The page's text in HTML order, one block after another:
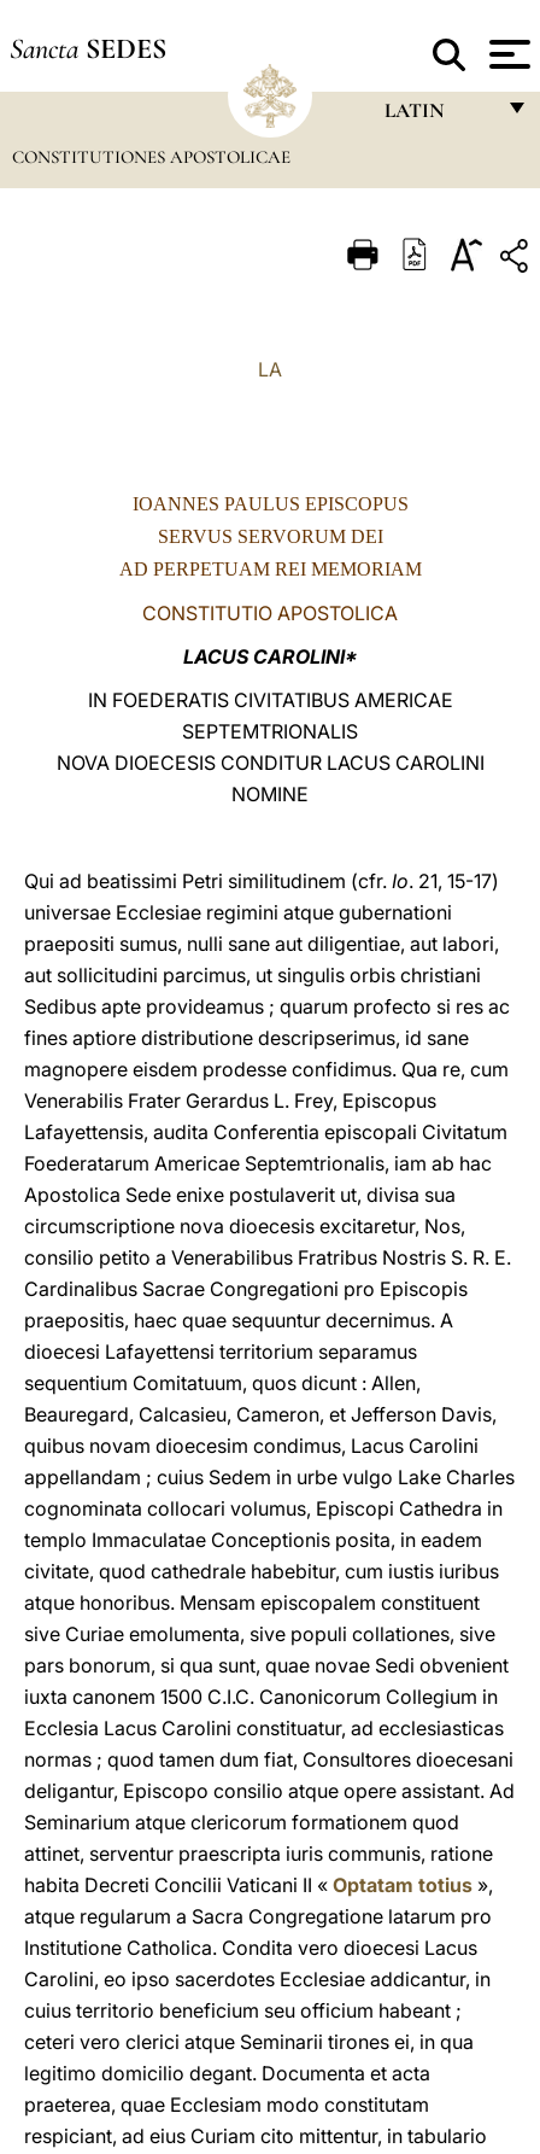
Sancta SEDES
LATIN
ITALIANO
中文
LATINE
CONSTITUTIONES APOSTOLICAE
LA
IOANNES PAULUS EPISCOPUS
SERVUS SERVORUM DEI
AD PERPETUAM REI MEMORIAM
CONSTITUTIO APOSTOLICA
LACUS CAROLINI*
IN FOEDERATIS CIVITATIBUS AMERICAE
SEPTEMTRIONALIS
NOVA DIOECESIS CONDITUR LACUS CAROLINI
NOMINE
Qui ad beatissimi Petri similitudinem (cfr. Io. 21, 15-17)
universae Ecclesiae regimini atque gubernationi
praepositi sumus, nulli sane aut diligentiae, aut labori,
aut sollicitudini parcimus, ut singulis orbis christiani
Sedibus apte provideamus ; quarum profecto si res ac
fines aptiore distributione descripserimus, id sane
magnopere eisdem prodesse confidimus. Qua re, cum
Venerabilis Frater Gerardus L. Frey, Episcopus
Lafayettensis, audita Conferentia episcopali Civitatum
Foederatarum Americae Septemtrionalis, iam ab hac
Apostolica Sede enixe postulaverit ut, divisa sua
circumscriptione nova dioecesis excitaretur, Nos,
consilio petito a Venerabilibus Fratribus Nostris S. R. E.
Cardinalibus Sacrae Congregationi pro Episcopis
praepositis, haec quae sequuntur decernimus. A
dioecesi Lafayettensi territorium separamus
sequentium Comitatuum, quos dicunt : Allen,
Beauregard, Calcasieu, Cameron, et Jefferson Davis,
quibus novam dioecesim condimus, Lacus Carolini
appellandam ; cuius Sedem in urbe vulgo Lake Charles
cognominata collocari volumus, Episcopi Cathedra in
templo Immaculatae Conceptionis posita, in eadem
civitate, quod cathedrale habebitur, cum iustis iuribus
atque honoribus. Mensam episcopalem constituent
sive Curiae emolumenta, sive populi collationes, sive
pars bonorum, si qua sunt, quae novae Sedi obvenient
iuxta canonem 1500 C.I.C. Canonicorum Collegium in
Ecclesia Lacus Carolini constituatur, ad ecclesiasticas
normas ; quod tamen dum fiat, Consultores dioecesani
deligantur, Episcopo consilio atque opere assistant. Ad
Seminarium atque clericorum formationem quod
attinet, serventur praescripta iuris communis, ratione
habita Decreti Concilii Vaticani II « Optatam totius »,
atque regularum a Sacra Congregatione latarum pro
Institutione Catholica. Condita vero dioecesi Lacus
Carolini, eo ipso sacerdotes Ecclesiae addicantur, in
cuius territorio beneficium seu officium habeant ;
ceteri vero clerici atque Seminarii tirones ei, in qua
legitimo domicilio degant. Documenta et acta
praeterea, quae Ecclesiam modo constitutam
respiciant, ad eius Curiam cito mittentur, in tabulario